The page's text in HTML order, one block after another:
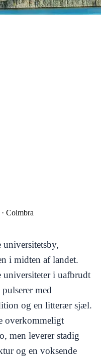
Coimbra
universitetsby,
i midten af landet.
universiteter i uafbrudt
med
og en litterær sjæl.
overkommeligt
men leverer stadig
og en voksende